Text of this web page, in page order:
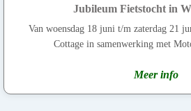
Jubileum Fietstocht in
Van woensdag 18 juni t/m zaterdag 21
Cottage in samenwerking met
Meer info